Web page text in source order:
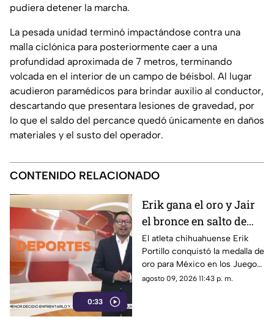
pudiera detener la marcha.
La pesada unidad terminó impactándose contra una
malla ciclónica para posteriormente caer a una
profundidad aproximada de 7 metros, terminando
volcada en el interior de un campo de béisbol. Al lugar
acudieron paramédicos para brindar auxilio al conductor,
descartando que presentara lesiones de gravedad, por
lo que el saldo del percance quedó únicamente en daños
materiales y el susto del operador.
CONTENIDO RELACIONADO
0:33
Erik gana el oro y Jair
el bronce en salto de
altura para México:
¡Los hermanos Portillo
hacen historia!
El atleta chihuahuense Erik
Portillo conquistó la medalla de
oro para México en los Juegos
Centroamericanos y del
agosto 09, 2026 11:43 p. m.